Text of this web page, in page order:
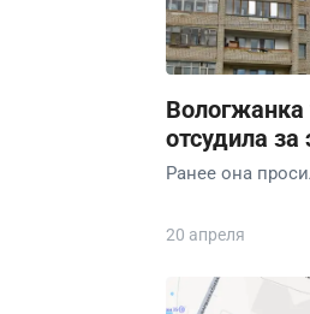
отсудила за
Ранее она
20 апреля